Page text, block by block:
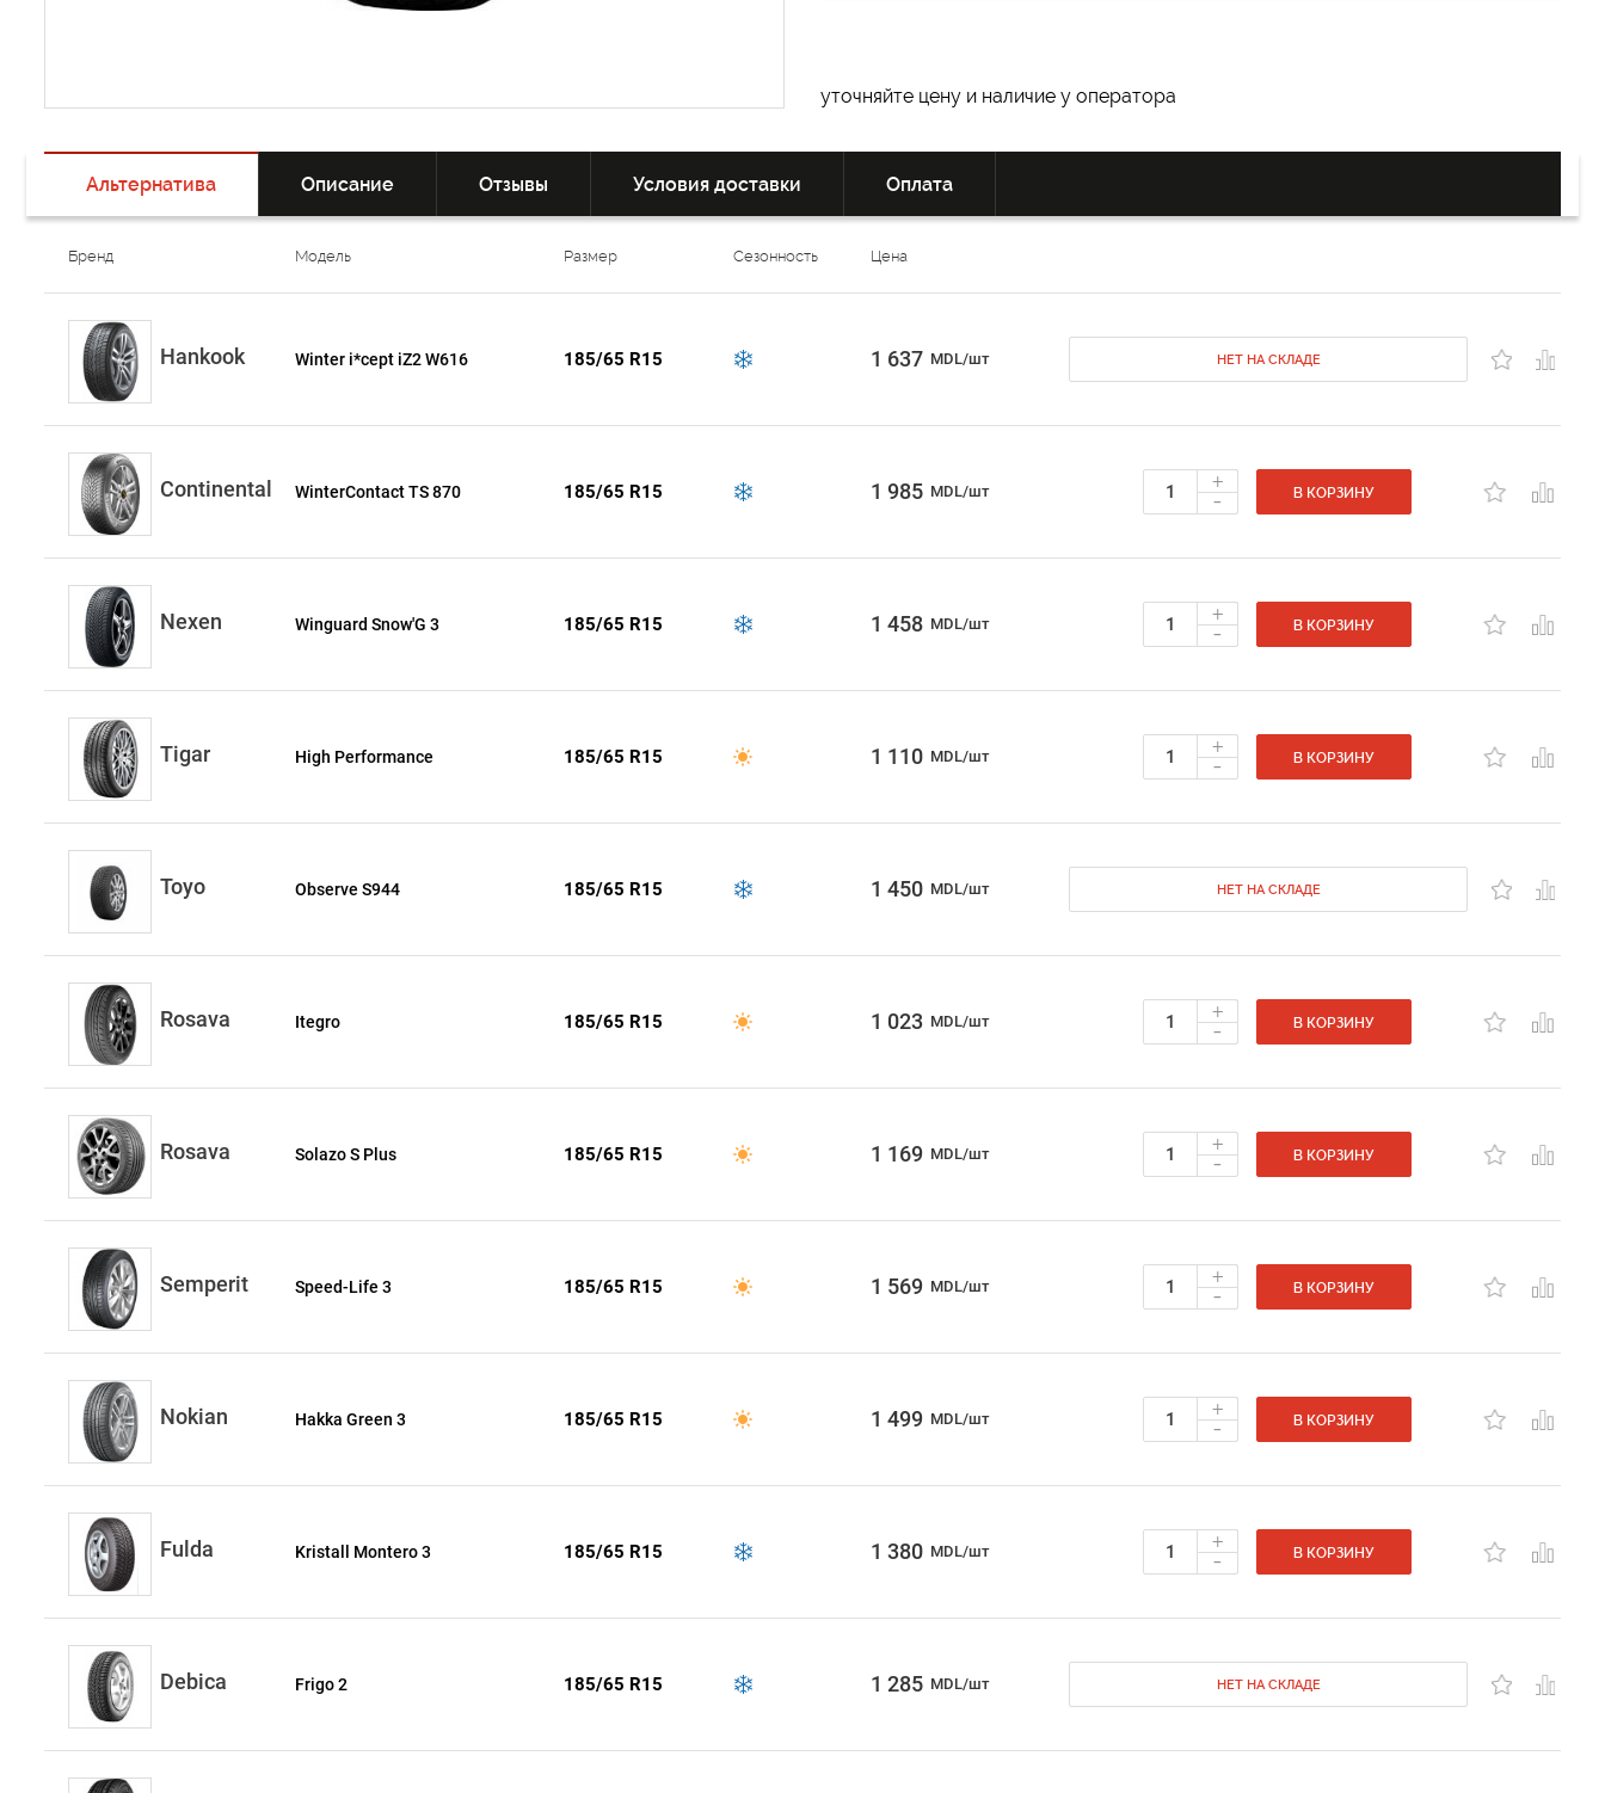
уточняйте цену и наличие у оператора
Альтернатива Описание Отзывы Условия доставки Оплата
Бренд Модель Размер Сезонность Цена
Hankook Winter i*cept iZ2 W616 185/65 R15 1 637 MDL/шт НЕТ НА СКЛАДЕ
Continental WinterContact TS 870 185/65 R15 1 985 MDL/шт +
- В КОРЗИНУ
Nexen Winguard Snow'G 3 185/65 R15 1 458 MDL/шт +
- В КОРЗИНУ
Tigar High Performance 185/65 R15 1 110 MDL/шт +
- В КОРЗИНУ
Toyo Observe S944 185/65 R15 1 450 MDL/шт НЕТ НА СКЛАДЕ
Rosava Itegro 185/65 R15 1 023 MDL/шт +
- В КОРЗИНУ
Rosava Solazo S Plus 185/65 R15 1 169 MDL/шт +
- В КОРЗИНУ
Semperit Speed-Life 3 185/65 R15 1 569 MDL/шт +
- В КОРЗИНУ
Nokian Hakka Green 3 185/65 R15 1 499 MDL/шт +
- В КОРЗИНУ
Fulda Kristall Montero 3 185/65 R15 1 380 MDL/шт +
- В КОРЗИНУ
Debica Frigo 2 185/65 R15 1 285 MDL/шт НЕТ НА СКЛАДЕ